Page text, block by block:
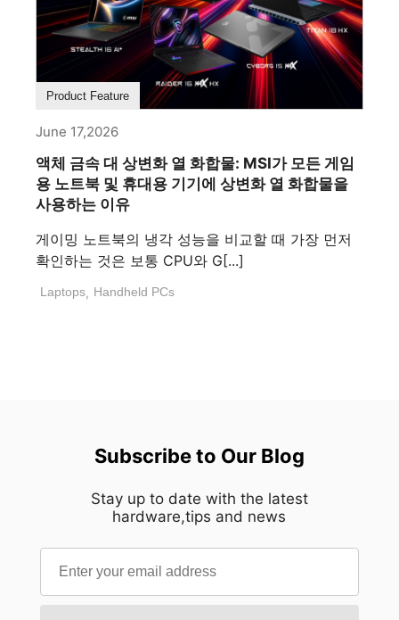
Product Feature
June 17,2026
액체 금속 대 상변화 열 화합물: MSI가 모든 게임
용 노트북 및 휴대용 기기에 상변화 열 화합물을
사용하는 이유
게이밍 노트북의 냉각 성능을 비교할 때 가장 먼저
확인하는 것은 보통 CPU와 G[...]
Laptops, Handheld PCs
Subscribe to Our Blog
Stay up to date with the latest
hardware,tips and news